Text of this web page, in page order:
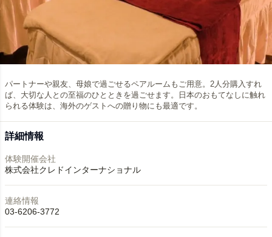
パートナーや親友、母娘で過ごせるペアルームもご用意。2人分購入すれ
ば、大切な人との至福のひとときを過ごせます。日本のおもてなしに触れ
られる体験は、海外のゲストへの贈り物にも最適です。
詳細情報
体験開催会社
株式会社クレドインターナショナル
連絡情報
03-6206-3772